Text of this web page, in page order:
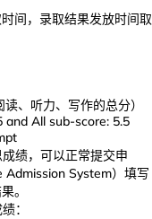
间，录取结果发放时间取
、听力、写作的总分）
and All sub-score: 5.5
绩，可以正常提交申
Admission System）填写
。
：